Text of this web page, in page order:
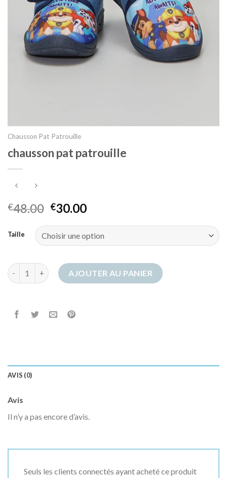
Chausson Pat Patrouille
chausson pat patrouille
€48.00 €30.00
Taille
quantité de chausson pat patrouille
AJOUTER AU PANIER
AVIS (0)
Avis
Il n’y a pas encore d’avis.
Seuls les clients connectés ayant acheté ce produit